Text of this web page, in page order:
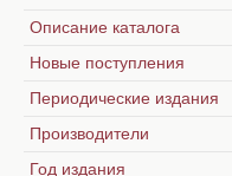
Описание каталога
Новые поступления
Периодические издания
Производители
Год издания